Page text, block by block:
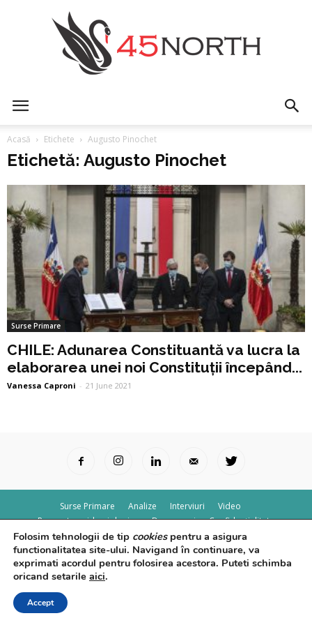
Acasă Etichete Augusto Pinochet
Etichetă: Augusto Pinochet
Surse Primare
CHILE: Adunarea Constituantă va lucra la
elaborarea unei noi Constituții începând...
Vanessa Caproni - 21 June 2021
Surse Primare Analize Interviuri
Video
Rapoarte epidemiologice
Despre noi Confidențialitate
© Powered by Control F5
Folosim tehnologii de tip cookiespentru a asigura
functionalitatea site-ului. Navigand în continuare, va
exprimati acordul pentru folosirea acestora. Puteti schimba
oricand setarile aici.
Accept